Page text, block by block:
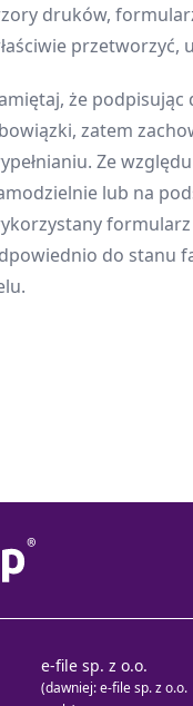
druków,
przetworzyć,
że
zatem
Ze
lub na
formularz
do stanu
e-file sp. z o.o.
(dawniej: e-file sp. z o.o.